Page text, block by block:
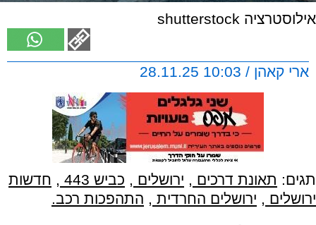
אילוסטרציה shutterstock
ארי קאהן / 10:03 28.11.25
תגים: תאונת דרכים , ירושלים , כביש 443 , חדשות
ירושלים , ירושלים החרדית , התהפכות רכב.